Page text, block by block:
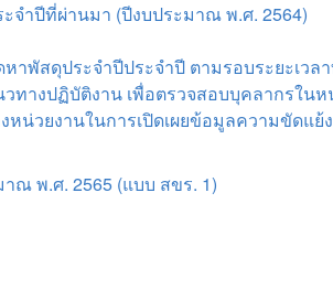
จำปีที่ผ่านมา (ปีงบประมาณ พ.ศ. 2564)
าพัสดุประจำปีประจำปี ตามรอบระยะเว
างปฏิบัติงาน เพื่อตรวจสอบบุคลากรใน
น่วยงานในการเปิดเผยข้อมูลความขัดแย้
ณ พ.ศ. 2565 (แบบ สขร. 1)